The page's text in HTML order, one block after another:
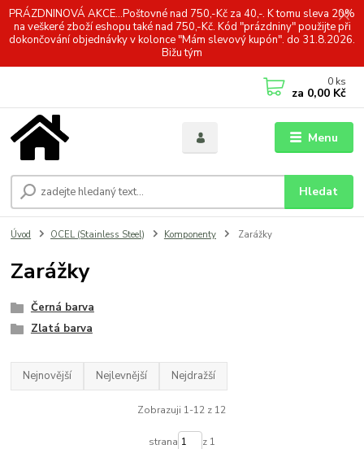
PRÁZDNINOVÁ AKCE...Poštovné nad 750,-Kč za 40,-. K tomu sleva 20%
na veškeré zboží eshopu také nad 750,-Kč. Kód "prázdniny" použijte při
dokončování objednávky v kolonce "Mám slevový kupón". do 31.8.2026.
Bižu tým
Menu
Hledat
0 ks
za 0,00 Kč
Úvod OCEL (Stainless Steel) Komponenty Zarážky
Zarážky
Černá barva
Zlatá barva
Nejnovější Nejlevnější Nejdražší
Zobrazuji 1-12 z 12
strana z 1